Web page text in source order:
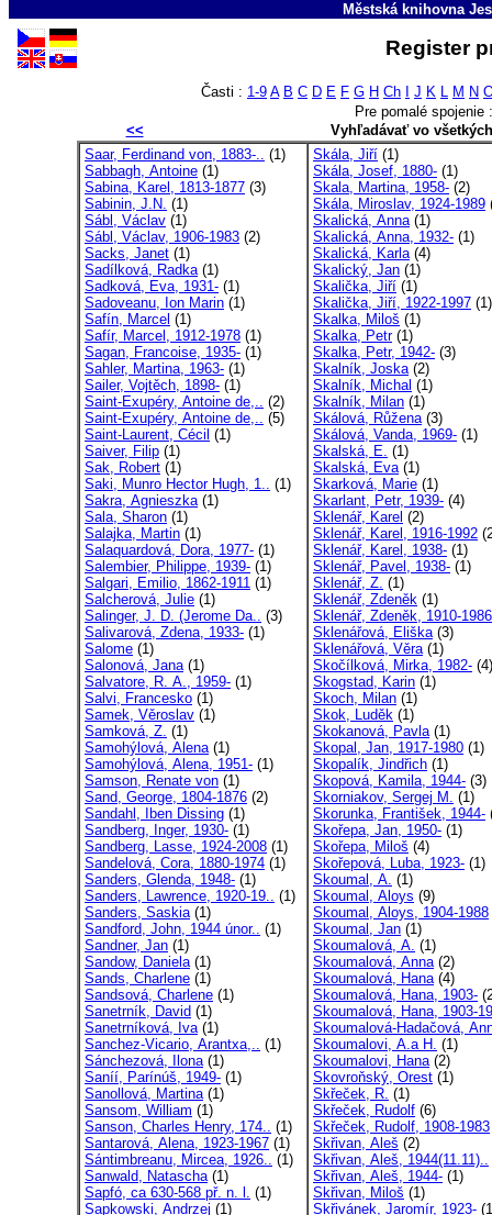
Městská knihovna
Register
Časti : 1-9 A B C D E F G H Ch J K L M N
Pre pomalé spojenie
<<
Vyhľadávať vo
Saar, Ferdinand von, 1883-.. (1)
Sabbagh, Antoine (1)
Sabina, Karel, 1813-1877 (3)
Sabinin, J.N. (1)
Sábl, Václav (1)
Sábl, Václav, 1906-1983 (2)
Sacks, Janet (1)
Sadílková, Radka(1)
Sadková, Eva, 1931- (1)
Sadoveanu, Ion Marin (1)
Safín, Marcel (1)
Safír, Marcel, 1912-1978 (1)
Sagan, Francoise, 1935- (1)
Sahler, Martina, 1963- (1)
Sailer, Vojtěch, 1898- (1)
Saint-Exupéry, Antoine de,.. (2)
Saint-Exupéry, Antoine de,.. (5)
Saint-Laurent, Cécil (1)
Saiver, Filip (1)
Sak, Robert (1)
Saki, Munro Hector Hugh, 1.. (1)
Sakra, Agnieszka(1)
Sala, Sharon (1)
Salajka, Martin (1)
Salaquardová, Dora, 1977- (1)
Salembier, Philippe, 1939- (1)
Salgari, Emilio, 1862-1911 (1)
Salcherová, Julie (1)
Salinger, J. D. (Jerome Da.. (3)
Salivarová, Zdena, 1933- (1)
Salome (1)
Salonová, Jana(1)
Salvatore, R. A., 1959- (1)
Salvi, Francesko (1)
Samek, Věroslav (1)
Samková, Z. (1)
Samohýlová, Alena(1)
Samohýlová, Alena, 1951- (1)
Samson, Renate von (1)
Sand, George, 1804-1876 (2)
Sandahl, Iben Dissing (1)
Sandberg, Inger, 1930- (1)
Sandberg, Lasse, 1924-2008 (1)
Sandelová, Cora, 1880-1974 (1)
Sanders, Glenda, 1948- (1)
Sanders, Lawrence, 1920-19.. (1)
Sanders, Saskia(1)
Sandford, John, 1944 únor.. (1)
Sandner, Jan (1)
Sandow, Daniela(1)
Sands, Charlene (1)
Sandsová, Charlene (1)
Sanetrník, David (1)
Sanetrníková, Iva(1)
Sanchez-Vicario, Arantxa,.. (1)
Sánchezová, Ilona(1)
Saníí, Parínúš, 1949- (1)
Sanollová, Martina(1)
Sansom, William (1)
Sanson, Charles Henry, 174.. (1)
Santarová, Alena, 1923-1967 (1)
Sántimbreanu, Mircea, 1926.. (1)
Sanwald, Natascha(1)
Sapfó, ca 630-568 př. n. l. (1)
Sapkowski, Andrzej (1)
Skála, Jiří (1)
Skála, Josef, 1880- (1)
Skala, Martina, 1958- (2)
Skála, Miroslav, 1924-1989
Skalická, Anna(1)
Skalická, Anna, 1932- (1)
Skalická, Karla(4)
Skalický, Jan (1)
Skalička, Jiří (1)
Skalička, Jiří, 1922-1997 (1)
Skalka, Miloš (1)
Skalka, Petr(1)
Skalka, Petr, 1942- (3)
Skalník, Joska(2)
Skalník, Michal (1)
Skalník, Milan (1)
Skálová, Růžena(3)
Skálová, Vanda, 1969- (1)
Skalská, E. (1)
Skalská, Eva(1)
Skarková, Marie (1)
Skarlant, Petr, 1939- (4)
Sklenář, Karel (2)
Sklenář, Karel, 1916-1992
Sklenář, Karel, 1938- (1)
Sklenář, Pavel, 1938- (1)
Sklenář, Z. (1)
Sklenář, Zdeněk (1)
Sklenář, Zdeněk, 1910-1986
Sklenářová, Eliška(3)
Sklenářová, Věra(1)
Skočílková, Mirka, 1982- (4)
Skogstad, Karin (1)
Skoch, Milan (1)
Skok, Luděk (1)
Skokanová, Pavla(1)
Skopal, Jan, 1917-1980 (1)
Skopalík, Jindřich (1)
Skopová, Kamila, 1944- (3)
Skorniakov, Sergej M. (1)
Skorunka, František, 1944-
Skořepa, Jan, 1950- (1)
Skořepa, Miloš (4)
Skořepová, Luba, 1923- (1)
Skoumal, A. (1)
Skoumal, Aloys (9)
Skoumal, Aloys, 1904-1988
Skoumal, Jan (1)
Skoumalová, A. (1)
Skoumalová, Anna(2)
Skoumalová, Hana(4)
Skoumalová, Hana, 1903-
Skoumalová, Hana, 1903-
Skoumalová-Hadačová,
Skoumalovi, A.a H. (1)
Skoumalovi, Hana(2)
Skovroňský, Orest (1)
Skřeček, R. (1)
Skřeček, Rudolf (6)
Skřeček, Rudolf, 1908-1983
Skřivan, Aleš (2)
Skřivan, Aleš, 1944(11.11)..
Skřivan, Aleš, 1944- (1)
Skřivan, Miloš (1)
Skřivánek, Jaromír, 1923-